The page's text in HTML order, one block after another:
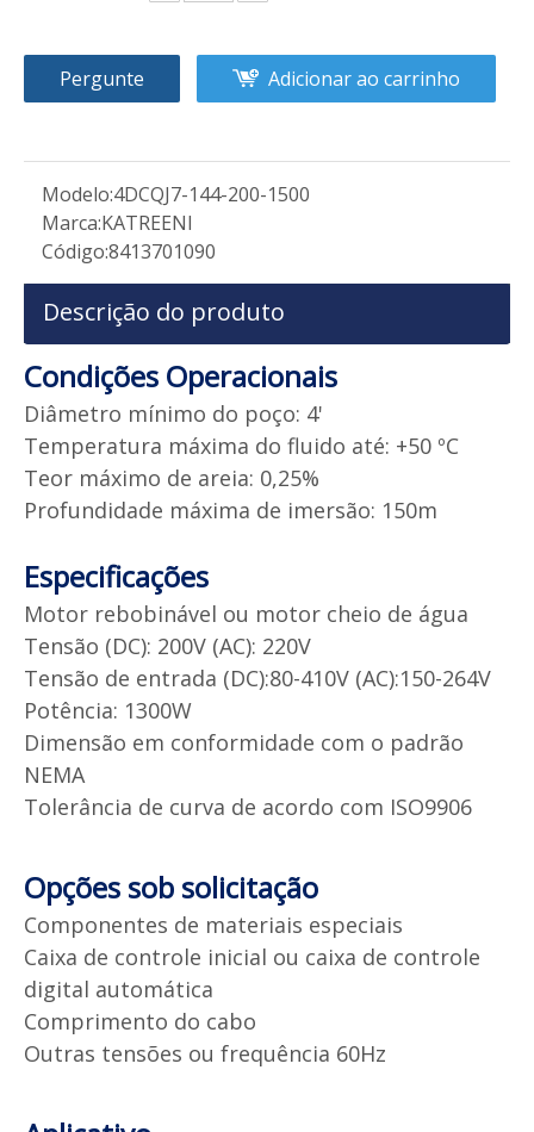
Pergunte Adicionar ao carrinho
Modelo:4DCQJ7-144-200-1500
Marca:KATREENI
Código:8413701090
Descrição do produto
Condições Operacionais
Diâmetro mínimo do poço: 4'
Temperatura máxima do fluido até: +50 ºC
Teor máximo de areia: 0,25%
Profundidade máxima de imersão: 150m
Especificações
Motor rebobinável ou motor cheio de água
Tensão (DC): 200V (AC): 220V
Tensão de entrada (DC):80-410V (AC):150-264V
Potência: 1300W
Dimensão em conformidade com o padrão
NEMA
Tolerância de curva de acordo com ISO9906
Opções sob solicitação
Componentes de materiais especiais
Caixa de controle inicial ou caixa de controle
digital automática
Comprimento do cabo
Outras tensões ou frequência 60Hz